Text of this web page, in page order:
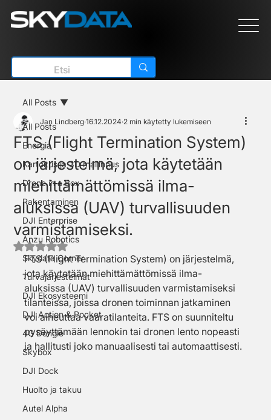
All Posts
Energia
Kartoitus ja 3D mallinnus
Drone in a Box
Rakentaminen
DJI Enterprise
Anzu Robotics
Skydata Corner
Turvajärjestelmät
DJI Ekosysteemi
DJI Action & Pocket
4G Dongle
Skybox
DJI Dock
Huolto ja takuu
Autel Alpha
All Posts
FTS (Flight Termination System)
on järjestelmä, jota käytetään
miehittämättömissä ilma-
aluksissa (UAV) turvallisuuden
varmistamiseksi.
Jan Lindberg 16.12.2024 2 min käytetty lukemiseen
Arvostelun tähtimäärä: epäluku/5
FTS (Flight Termination System) on järjestelmä,
jota käytetään miehittämättömissä ilma-
aluksissa (UAV) turvallisuuden varmistamiseksi
tilanteissa, joissa dronen toiminnan jatkaminen
voi aiheuttaa vaaratilanteita. FTS on suunniteltu
pysäyttämään lennokin tai dronen lento nopeasti
ja hallitusti joko manuaalisesti tai automaattisesti.